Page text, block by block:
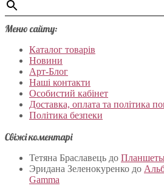
Меню сайту:
Каталог товарів
Новини
Арт-Блог
Наші контакти
Особистий кабінет
Доставка, оплата та політика
Політика безпеки
Свіжі коментарі
Тетяна Браславець до Планшеты
Эридана Зеленокуренко до
Gamma